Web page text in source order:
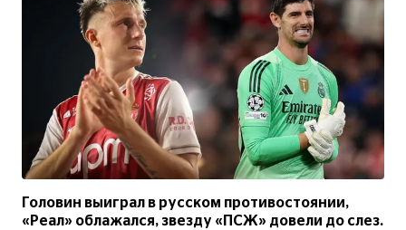
Головин выиграл в русском противостоянии,
«Реал» облажался, звезду «ПСЖ» довели до слез.